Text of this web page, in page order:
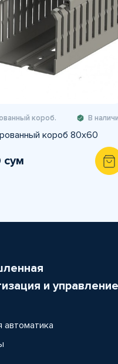
короб. В
короб 80х60
сум
и управление